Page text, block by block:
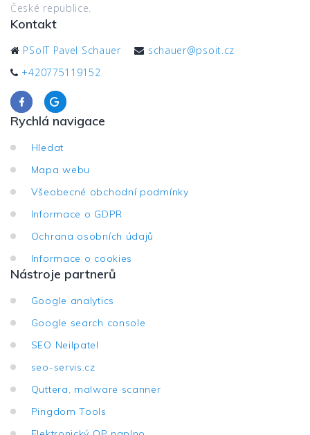
České republice.
Kontakt
PSoIT Pavel Schauer
schauer@psoit.cz
+420775119152
Rychlá navigace
Hledat
Mapa webu
Všeobecné obchodní podmínky
Informace o GDPR
Ochrana osobních údajů
Informace o cookies
Nástroje partnerů
Google analytics
Google search console
SEO Neilpatel
seo-servis.cz
Quttera, malware scanner
Pingdom Tools